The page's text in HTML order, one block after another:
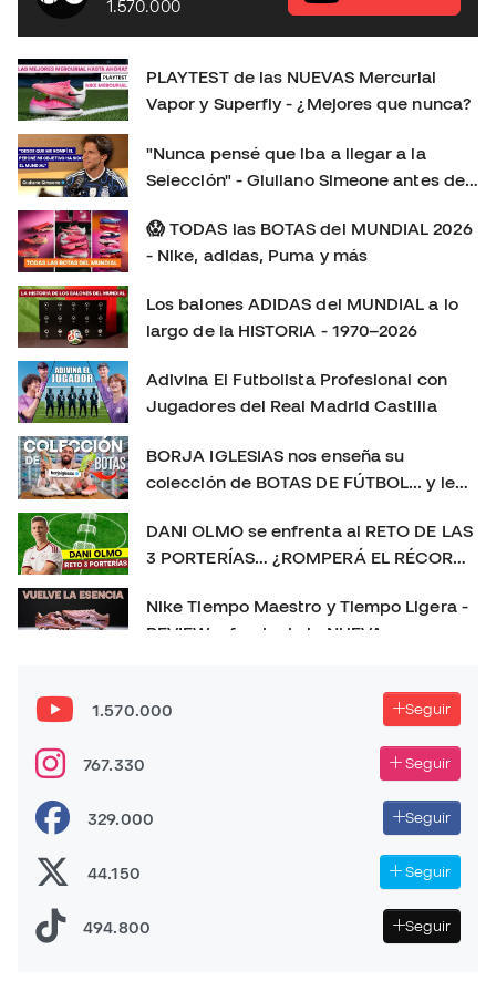
el balón. 🚀 Tracción, aceleración y cambios de ritmo. 🔍
Todas las novedades de esta nueva generación. 🤔
¿Merecen la pena? ¿Cuál elegir: Vapor o Superfly?
Déjanos en los comentarios tu opinión: ¿Eres más de
Mercurial Vapor o de Mercurial Superfly? 👇 Consíguelas
aquí:
https://www.futbolemotion.com/es/categoria/botas-de-
futbol/nike/linea-mercurial-velocidad Síguenos para no
perderte más playtests, comparativas y reviews de las
últimas botas de fútbol: Instagram:
https://www.tiktok.com/@futbolemotion X:
https://x.com/futbolemotion #Mercurial #NikeFootball
#MercurialVapor #MercurialSuperfly #BotasDeFútbol
#Playtest #Review #futbolemotion #botasdefutbol
#futbol #nikemercurial soloporteros_portada_es _es
1.570.000
PLAYTEST de las NUEVAS Mercurial
Vapor y Superfly - ¿Mejores que nunca?
"Nunca pensé que iba a llegar a la
Selección" - Giuliano Simeone antes de
😱 TODAS las BOTAS del MUNDIAL 2026
- Nike, adidas, Puma y más
Los balones ADIDAS del MUNDIAL a lo
largo de la HISTORIA - 1970–2026
Adivina El Futbolista Profesional con
Jugadores del Real Madrid Castilla
BORJA IGLESIAS nos enseña su
colección de BOTAS DE FÚTBOL... y le
DANI OLMO se enfrenta al RETO DE LAS
3 PORTERÍAS… ¿ROMPERÁ EL RÉCORD?
Nike Tiempo Maestro y Tiempo Ligera -
REVIEW a fondo de la NUEVA
👑 | La más usada, la más vendida y el
PLAYTEST nuevas PREDATOR FT. 26 - NUEVO CAMBIO
DE GENERACIÓN!
1.570.000 Seguir
767.330 Seguir
329.000 Seguir
44.150 Seguir
494.800 Seguir